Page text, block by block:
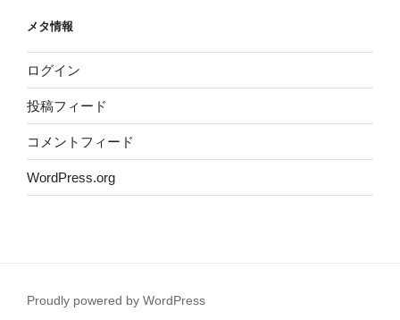
メタ情報
ログイン
投稿フィード
コメントフィード
WordPress.org
Proudly powered by WordPress